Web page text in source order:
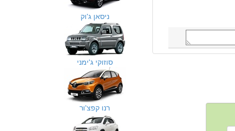
ניסאן ג'וק
סוזוקי ג'ימני
רנו קפצ'ור